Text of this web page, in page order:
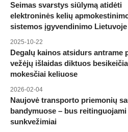
Seimas svarstys siūlymą atidėti
elektroninės kelių
sistemos įgyvendinimo Lietuvoje
2025-10-22
Degalų kainos atsidurs antrame
vežėjų išlaidas diktuos
mokesčiai keliuose
2026-02-04
Naujovė transporto priemonių
bandymuose – bus reitinguojami
sunkvežimiai